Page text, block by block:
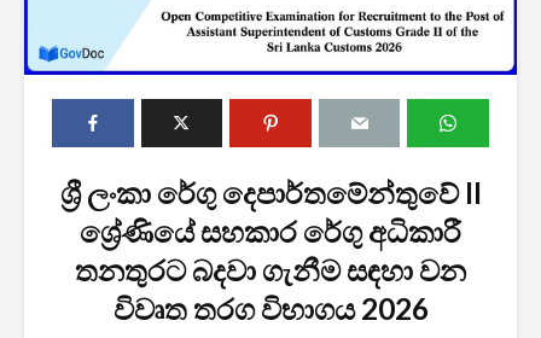
ශ්‍රී ලංකා රේගු දෙපාර්තමේන්තුවේ II
ශ්‍රේණියේ සහකාර රේගු අධිකාරී
තනතුරට බදවා ගැනීම සඳහා වන
විවෘත තරග විභාගය 2026
2027 1 ශ්‍රේණි‌යේ
අයදුම්පත, නව
චක්‍රලේඛ සහ කෝටා
මාර්ගෝපදේශ නිකුත්
කර ඇත
රාජ්‍ය, බැංකු, වෙළඳ
සහ පුර පසළොස්වක